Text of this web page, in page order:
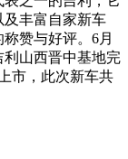
及丰富自家新车
赞与好评。6月
山西晋中基地完
市，此次新车共